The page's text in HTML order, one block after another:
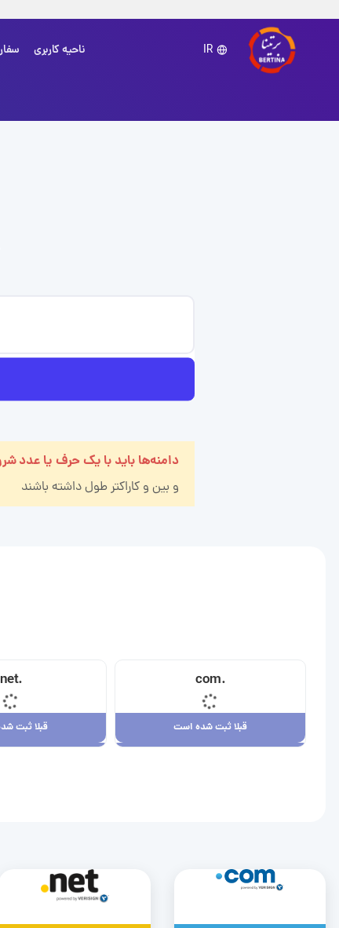
IR ناحیه کاربری
دامنه‌ها باید با یک حرف یا عدد
و بین وکاراکتر طول داشته باشند
.com
قبلا ثبت شده است
.net
قبلا ثبت